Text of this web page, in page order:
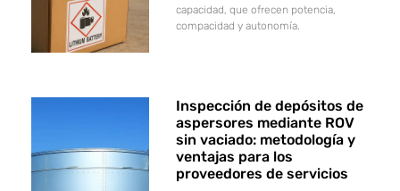
capacidad, que ofrecen potencia,
compacidad y autonomía.
Inspección de depósitos de
aspersores mediante ROV
sin vaciado: metodología y
ventajas para los
proveedores de servicios